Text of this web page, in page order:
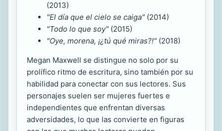
(2013)
"El día que el cielo se caiga" (2014)
"Todo lo que soy" (2015)
"Oye, morena, ¡¿tú qué miras?!" (2018)
Megan Maxwell se distingue no solo por su
prolífico ritmo de escritura, sino también por su
habilidad para conectar con sus lectores. Sus
personajes suelen ser mujeres fuertes e
independientes que enfrentan diversas
adversidades, lo que las convierte en figuras